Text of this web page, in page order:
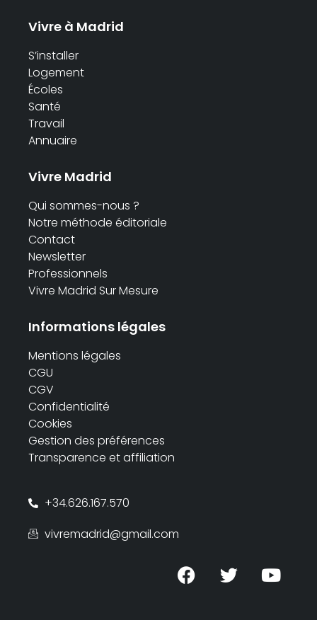
Vivre à Madrid
S’installer
Logement
Écoles
Santé
Travail
Annuaire
Vivre Madrid
Qui sommes-nous ?
Notre méthode éditoriale
Contact
Newsletter
Professionnels
Vivre Madrid Sur Mesure
Informations légales
Mentions légales
CGU
CGV
Confidentialité
Cookies
Gestion des préférences
Transparence et affiliation
+34.626.167.570
vivremadrid@gmail.com